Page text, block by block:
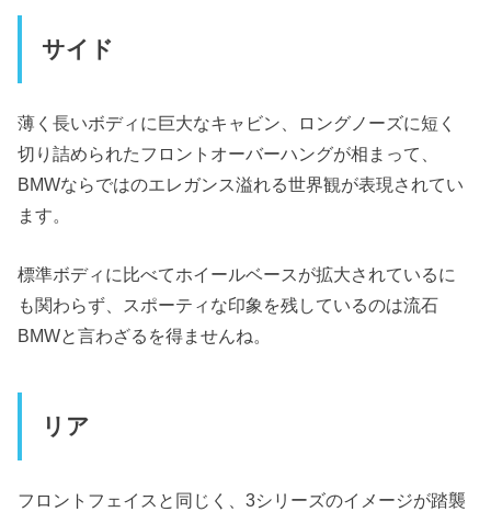
サイド
薄く長いボディに巨大なキャビン、ロングノーズに短く
切り詰められたフロントオーバーハングが相まって、
BMWならではのエレガンス溢れる世界観が表現されてい
ます。
標準ボディに比べてホイールベースが拡大されているに
も関わらず、スポーティな印象を残しているのは流石
BMWと言わざるを得ませんね。
リア
フロントフェイスと同じく、3シリーズのイメージが踏襲